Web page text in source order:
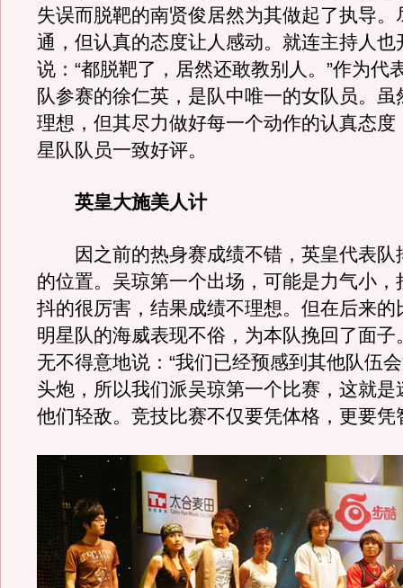
失误而脱靶的南贤俊居然为其做起了执导。
通，但认真的态度让人感动。就连主持人也
说：“都脱靶了，居然还敢教别人。”作为代
队参赛的徐仁英，是队中唯一的女队员。虽
理想，但其尽力做好每一个动作的认真态度
星队队员一致好评。
英皇大施美人计
因之前的热身赛成绩不错，英皇代表队
的位置。吴琼第一个出场，可能是力气小，
抖的很厉害，结果成绩不理想。但在后来的
明星队的海威表现不俗，为本队挽回了面子
无不得意地说：“我们已经预感到其他队伍
头炮，所以我们派吴琼第一个比赛，这就是
他们轻敌。竞技比赛不仅要凭体格，更要凭